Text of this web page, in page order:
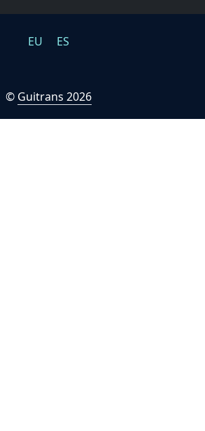
EU ES
© Guitrans 2026